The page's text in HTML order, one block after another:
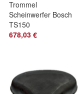
Trommel
Scheinwerfer Bosch
TS150
678,03 €